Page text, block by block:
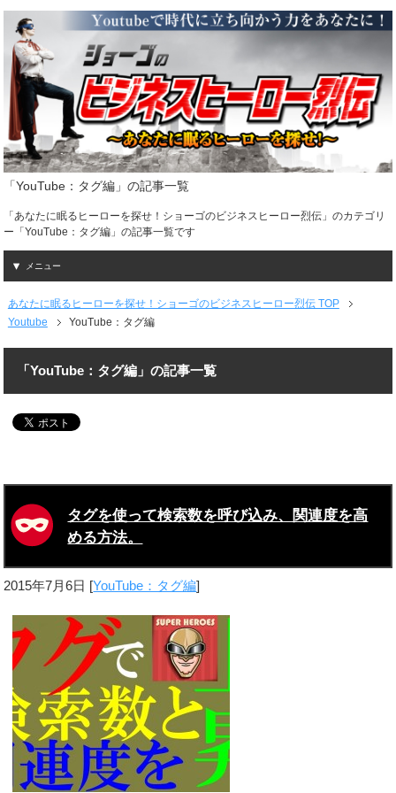
「YouTube：タグ編」の記事一覧
「あなたに眠るヒーローを探せ！ショーゴのビジネスヒーロー烈伝」のカテゴリ
ー「YouTube：タグ編」の記事一覧です
メニュー
あなたに眠るヒーローを探せ！ショーゴのビジネスヒーロー烈伝 TOP
Youtube
YouTube：タグ編
「YouTube：タグ編」の記事一覧
タグを使って検索数を呼び込み、関連度を高
める方法。
2015年7月6日 [YouTube：タグ編]